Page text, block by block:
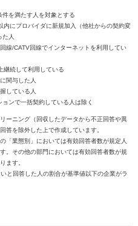
件を満たす人を対象とする
内にプロバイダに新規加入（他社からの契約変
た人
回線/CATV回線でインターネットを利用してい
継続して利用している
関与した人
している人
ョンで一括契約している人は除く
ーニング（回収したデータから不正回答や異
答を除外した上で作成しています。
「業態別」においては有効回答者数が規定人
。その他の部門においては有効回答者数が規
ます。
と回答した人の割合が基準値以下の企業がラ